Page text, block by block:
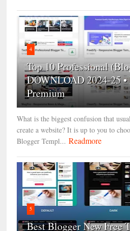
4
Top 10 Professional
DOWNLOAD 2024-25 •
Premium
What is the biggest confusion that
create a website? It is up to you to
Blogger Templ... Readmore
5
Best Blogger New Free